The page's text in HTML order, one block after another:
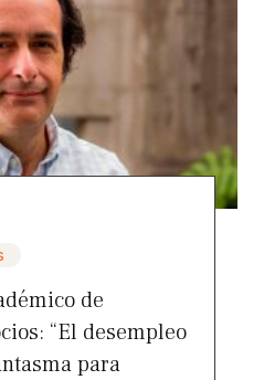
de
“El desempleo
para